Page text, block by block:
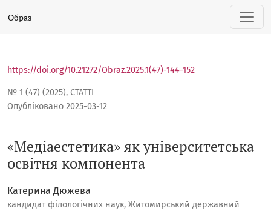
«Медіаестетика» як університетська освітня компонента
Образ
№ 1 (47) (2025), СТАТТІ
«Медіаестетика» як університетська
освітня компонента
https://doi.org/10.21272/Obraz.2025.1(47)-144-152
Опубліковано 2025-03-12
Катерина Дюжева
кандидат філологічних наук, Житомирський державний